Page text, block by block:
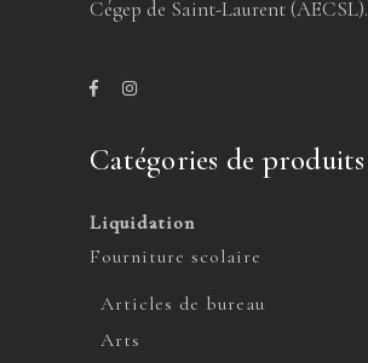
Cégep de Saint-Laurent (AECSL).
Catégories de produits
Liquidation
Fourniture scolaire
Articles de bureau
Arts